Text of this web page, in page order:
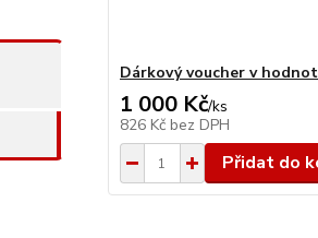
Dárkový voucher v
1 000 Kč/ks
826 Kč bez DPH
Přidat do